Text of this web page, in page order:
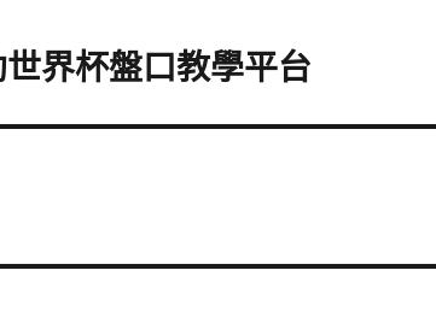
界杯盤口教學平台